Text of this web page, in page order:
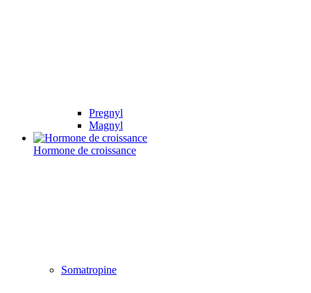
Pregnyl
Magnyl
Hormone de croissance
Somatropine